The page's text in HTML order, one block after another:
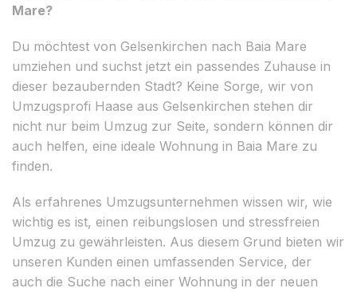
Mare?
Du möchtest von Gelsenkirchen nach Baia Mare
umziehen und suchst jetzt ein passendes Zuhause in
dieser bezaubernden Stadt? Keine Sorge, wir von
Umzugsprofi Haase aus Gelsenkirchen stehen dir
nicht nur beim Umzug zur Seite, sondern können dir
auch helfen, eine ideale Wohnung in Baia Mare zu
finden.
Als erfahrenes Umzugsunternehmen wissen wir, wie
wichtig es ist, einen reibungslosen und stressfreien
Umzug zu gewährleisten. Aus diesem Grund bieten wir
unseren Kunden einen umfassenden Service, der
auch die Suche nach einer Wohnung in der neuen